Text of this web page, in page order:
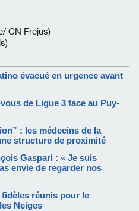
CN Frejus)
évacué en urgence avant
de Ligue 3 face au Puy-
: les médecins de la
structure de proximité
Gaspari : « Je suis
envie de regarder nos
réunis pour le
Neiges